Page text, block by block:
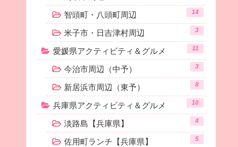
智頭町・八頭町周辺 14
米子市・日吉津村周辺 3
愛媛県アクティビティ＆グルメ 11
今治市周辺（中予） 3
新居浜市周辺（東予） 8
兵庫県アクティビティ＆グルメ 10
淡路島【兵庫県】 4
佐用町ランチ【兵庫県】 5